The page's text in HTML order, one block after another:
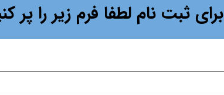
برای ثبت نام لطفا فرم زیر را پر